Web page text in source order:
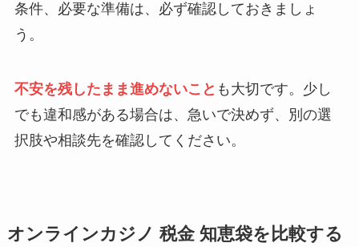
条件、必要な準備は、必ず確認しておきましょ
う。
不安を残したまま進めないこと も大切です。少し
でも違和感がある場合は、急いで決めず、別の選
択肢や相談先を確認してください。
オンラインカジノ 税金 知恵袋を比較する